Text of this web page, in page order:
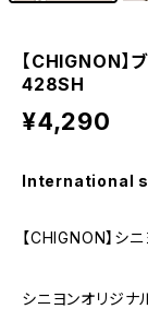
【CHIGNON
428SH
¥4,290
International
【CHIGNON】シ
シニヨンオリジナ